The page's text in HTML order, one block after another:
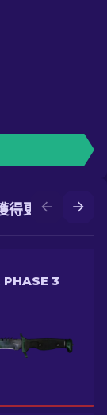
得更好的皮膚
PHASE 3